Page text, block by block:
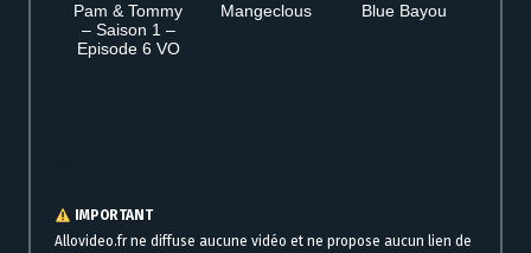
Pam & Tommy
– Saison 1 –
Episode 6 VO
Mangeclous Blue Bayou
IMPORTANT
Allovideo.fr ne diffuse aucune vidéo et ne propose aucun lien de